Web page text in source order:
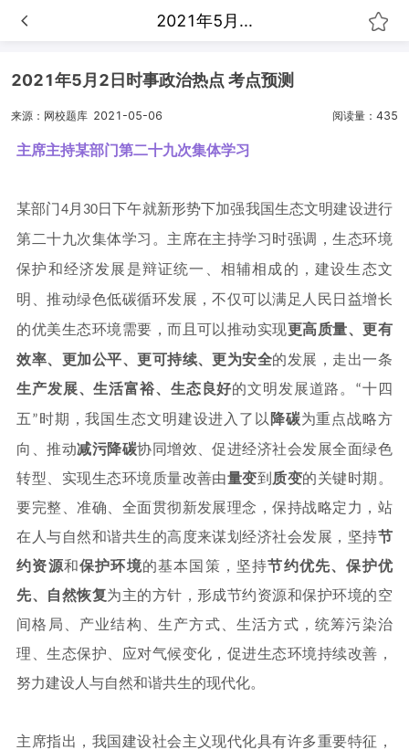
2021年5月...
2021年5月2日时事政治热点 考点预测
来源：网校题库 2021-05-06 阅读量：435
主席主持某部门第二十九次集体学习
某部门4月 30日下午就新形势下加强我国生态文明建设进行
第二十九次集体学习。主席在主持学习时强调，生态环境
保护和经济发展是辩证统一、相辅相成的，建设生态文
明、推动绿色低碳循环发展，不仅可以满足人民日益增长
的优美生态环境需要，而且可以推动实现更高质量、更有
效率、更加公平、更可持续、更为安全的发展，走出一条
生产发展、生活富裕、生态良好的文明发展道路。 “十四
五”时期，我国生态文明建设进入了以 降碳为重点战略方
向、推动减污降碳协同增效、促进经济社会发展全面绿色
转型、实现生态环境质量改善由量变到 质变的关键时期。
要完整、准确、全面贯彻新发展理念，保持战略定力，站
在人与自然和谐共生的高度来谋划经济社会发展，坚持节
约资源和保护环境的基本国策，坚持节约优先、保护优
先、自然恢复为主的方针，形成节约资源和保护环境的空
间格局、产业结构、生产方式、生活方式，统筹污染治
理、生态保护、应对气候变化，促进生态环境持续改善，
努力建设人与自然和谐共生的现代化。
主席指出，我国建设社会主义现代化具有许多重要特征，